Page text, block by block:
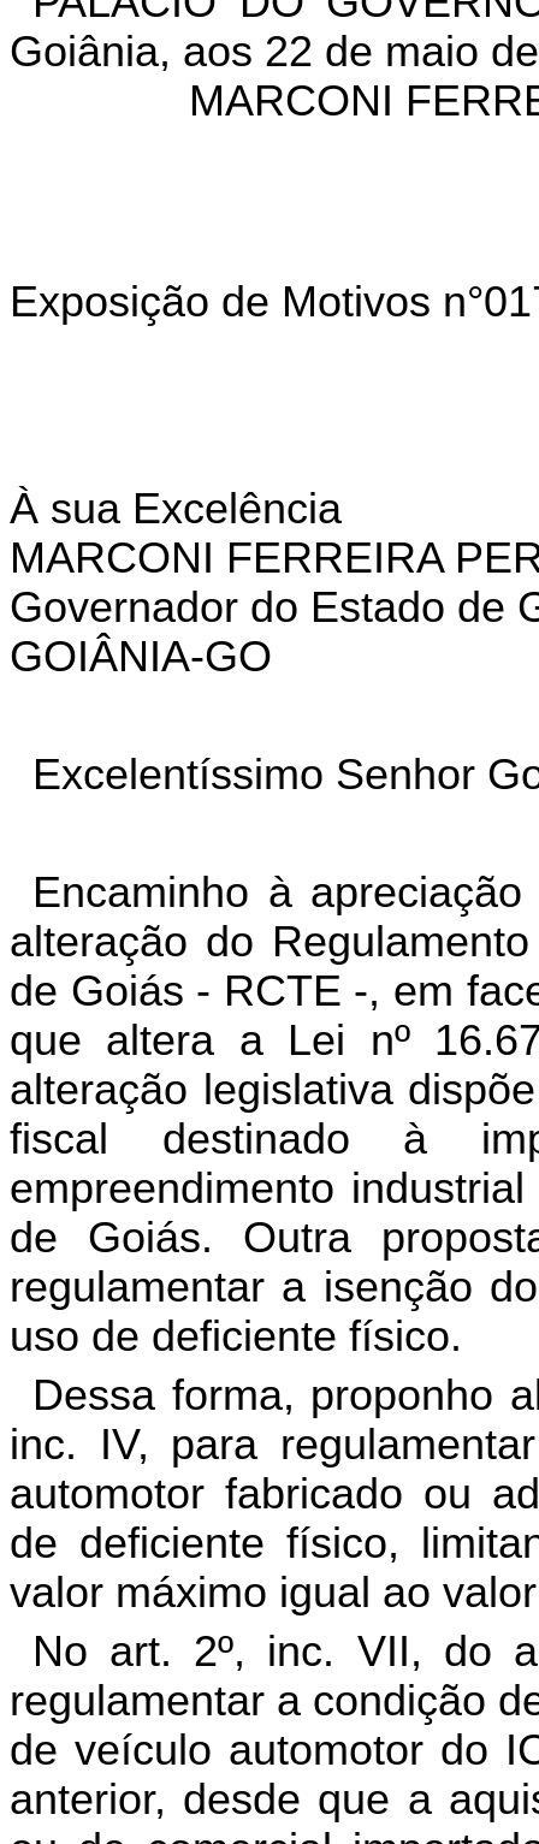
Goiânia, aos 22 de maio
MARCONI
Exposição de Motivos
À sua Excelência
MARCONI FERREIRA
Governador do Estado de
GOIÂNIA-GO
Excelentíssimo Senhor
Encaminho à
alteração do
de Goiás - RCTE -, em
que altera a Lei nº
alteração legislativa d
fiscal destinado à
empreendimento
de Goiás. Outra
regulamentar a isenção
uso de deficiente físico.
Dessa forma, proponho
inc. IV, para
automotor fabricado ou
de deficiente físico,
valor máximo igual ao
No art. 2º, inc. VII, do
regulamentar a condição
de veículo automotor do
anterior, desde que a